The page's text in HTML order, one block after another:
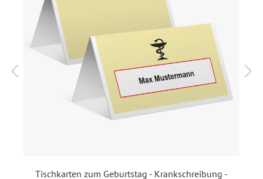
zusammen versendet. Somit werden wir erst versenden,
sobald wir für die Einladungskarten Ihre Texte +
Druckfreigabe haben. Sollten Sie diese Briefumschläge
ohne Einladungskarten bestellen, erfolgt der Versand
schnellstmöglich (selber oder max. nächster Werktag).
DIN C6 quer (162 x 114 mm)
Wunschname
Porto pro Stück:
Standardbrief 0,95 € - für
Tischkarten zum Geburtstag - Krankschreibung -